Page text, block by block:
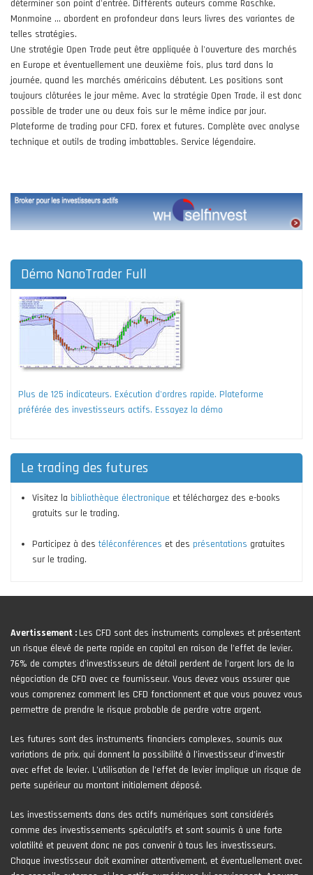
déterminer son point d'entrée. Différents auteurs comme Raschke,
Monmoine ... abordent en profondeur dans leurs livres des variantes de
telles stratégies.
Une stratégie Open Trade peut être appliquée à l'ouverture des marchés
en Europe et éventuellement une deuxième fois, plus tard dans la
journée, quand les marchés américains débutent. Les positions sont
toujours clôturées le jour même. Avec la stratégie Open Trade, il est donc
possible de trader une ou deux fois sur le même indice par jour.
Plateforme de trading pour CFD, forex et futures. Complète avec analyse
technique et outils de trading imbattables. Service légendaire.
Démo NanoTrader Full
Plus de 125 indicateurs. Exécution d'ordres rapide. Plateforme
préférée des investisseurs actifs. Essayez la démo
Le trading des futures
Visitez la bibliothèque électronique et téléchargez des e-books
gratuits sur le trading.
Participez à destéléconférences et des présentations gratuites
sur le trading.
Avertissement : Les CFD sont des instruments complexes et présentent
un risque élevé de perte rapide en capital en raison de l'effet de levier.
76% de comptes d'investisseurs de détail perdent de l'argent lors de la
négociation de CFD avec ce fournisseur. Vous devez vous assurer que
vous comprenez comment les CFD fonctionnent et que vous pouvez vous
permettre de prendre le risque probable de perdre votre argent.
Les futures sont des instruments financiers complexes, soumis aux
variations de prix, qui donnent la possibilité à l’investisseur d’investir
avec effet de levier. L’utilisation de l’effet de levier implique un risque de
perte supérieur au montant initialement déposé.
Les investissements dans des actifs numériques sont considérés
comme des investissements spéculatifs et sont soumis à une forte
volatilité et peuvent donc ne pas convenir à tous les investisseurs.
Chaque investisseur doit examiner attentivement, et éventuellement avec